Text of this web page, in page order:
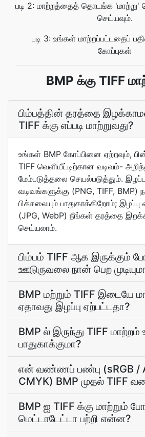
படி 2: மாற்றத்தைத் தொடங்க
செய்யவும்.
படி 3: உங்கள் மாற்றப்பட்டதைப்
கோப்புகள்
BMP க்கு TIFF
பிம்பத்தின் தரத்தை
TIFF க்கு எப்படி மாற்றுவது?
உங்கள் BMP கோப்பினை ஏற்றவும்,
TIFF வெளியீட்டிற்கான வடிவம்-
மேம்படுத்தலை செயல்படுத்தும்.
வடிவங்களுக்கு (PNG, TIFF,
பிக்சலையும் பாதுகாக்கிறோம்; இழப்பு
(JPG, WebP) நீங்கள் தரத்தை
செய்யலாம்.
பிம்பம் TIFF ஆக இருக்கும்
ஊடுருவலை நான் பெற
BMP மற்றும் TIFF இடையே
ஏதாவது இழப்பு ஏற்பட்டதா?
BMP ல் இருந்து TIFF
பாதுகாக்குமா?
என் வண்ணப் பண்பு (sRGB /
CMYK) BMP முதல் TIFF
BMP ஐ TIFF க்கு மாற்றும்
மெட்டாடேட்டா பற்றி என்ன?